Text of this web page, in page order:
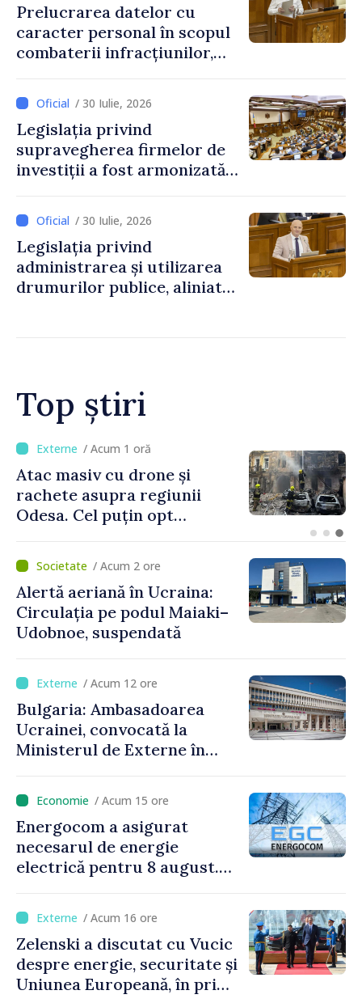
Prelucrarea datelor cu
caracter personal în scopul
combaterii infracțiunilor,
/ 30 Iulie, 2026
Legislația privind
supravegherea firmelor de
investiții a fost armonizată
/ 30 Iulie, 2026
Legislația privind
administrarea și utilizarea
drumurilor publice, aliniată
Top știri
/ Acum 1 oră
Orașele din Republica
Moldova se pot înscrie în
cursa pentru titlul de
Culturii 2033”
/ Acum 2 ore
Alertă aeriană în Ucraina:
Circulația pe podul Maiaki–
Udobnoe, suspendată
/ Acum 12 ore
Bulgaria: Ambasadoarea
Ucrainei, convocată la
Ministerul de Externe în
/ Acum 15 ore
Energocom a asigurat
necesarul de energie
electrică pentru 8 august.
cetățenii să reducă
consumul în orele de vârf
/ Acum 16 ore
Zelenski a discutat cu Vucic
despre energie, securitate și
Uniunea Europeană, în prima